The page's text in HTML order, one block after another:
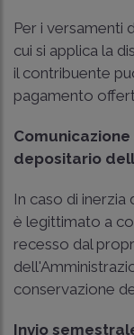
Per i versamenti
cui si applica la
il contribuente
pagamento
depositario
In caso di
è legittimato a
recesso dal
conservazione
Invio